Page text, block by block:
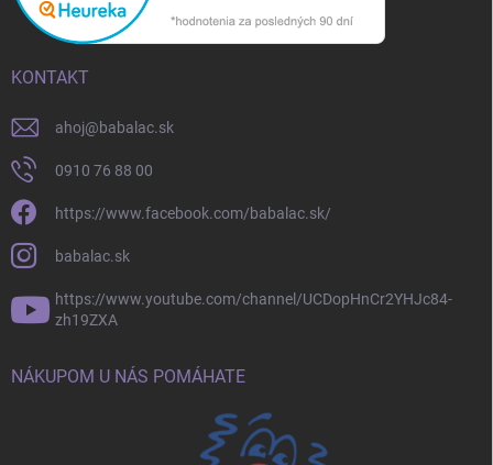
KONTAKT
ahoj@babalac.sk
0910 76 88 00
https://www.facebook.com/babalac.sk/
babalac.sk
https://www.youtube.com/channel/UCDopHnCr2YHJc84-
zh19ZXA
NÁKUPOM U NÁS POMÁHATE